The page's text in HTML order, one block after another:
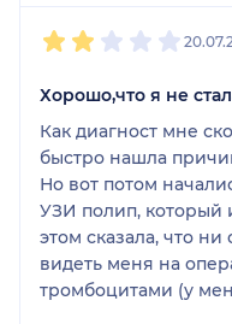
получить медицинскую карту с
Я НЕ РЕКОМЕНДУЮ
ОБСТОЯТЕЛЬСТВАХ
клиники и
непорядочный
хотя речь идёт о
гинекология)
К тому же
жадный, который
Хорошо,что я не
Как диагност мне
быстро нашла
Но вот потом
УЗИ полип, который
этом сказала, что
видеть меня на
тромбоцитами (у